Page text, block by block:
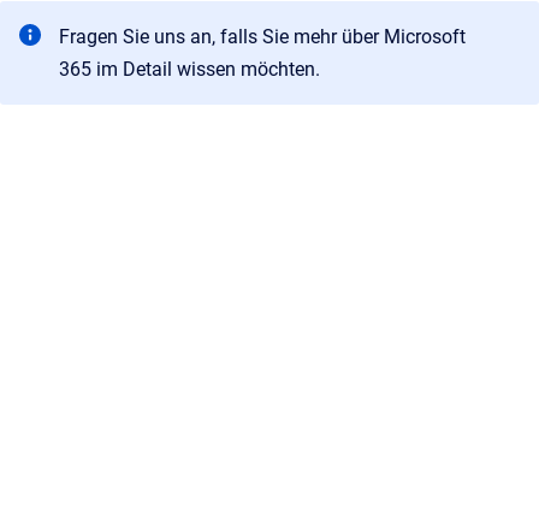
Fragen Sie uns an, falls Sie mehr über Microsoft
365 im Detail wissen möchten.